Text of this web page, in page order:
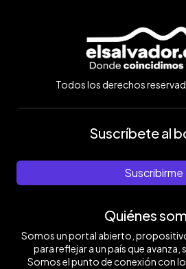
Todos los derechos
Suscríbete al
Suscribirme
Quiénes
Somos un portal abierto,
para reflejar a un país que avanza,
Somos el punto de conexión con lo